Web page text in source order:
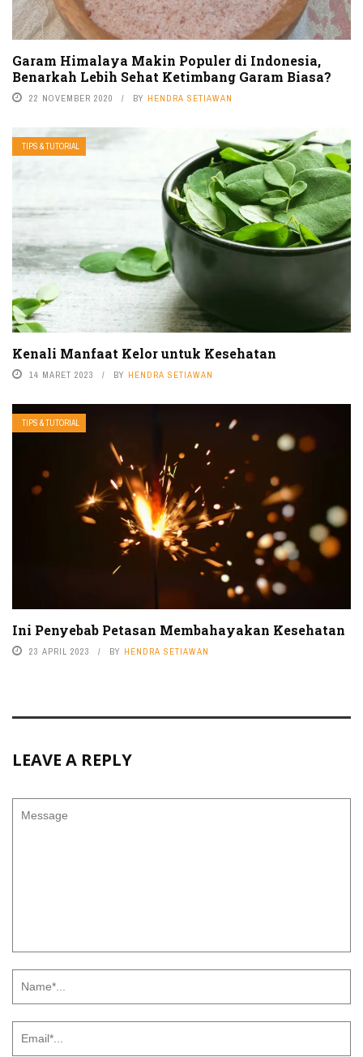
Garam Himalaya Makin Populer di Indonesia,
Benarkah Lebih Sehat Ketimbang Garam Biasa?
22 NOVEMBER 2020 BY HENDRA SETIAWAN
TIPS & TUTORIAL
Kenali Manfaat Kelor untuk Kesehatan
14 MARET 2023 BY HENDRA SETIAWAN
TIPS & TUTORIAL
Ini Penyebab Petasan Membahayakan Kesehatan
23 APRIL 2023 BY HENDRA SETIAWAN
LEAVE A REPLY